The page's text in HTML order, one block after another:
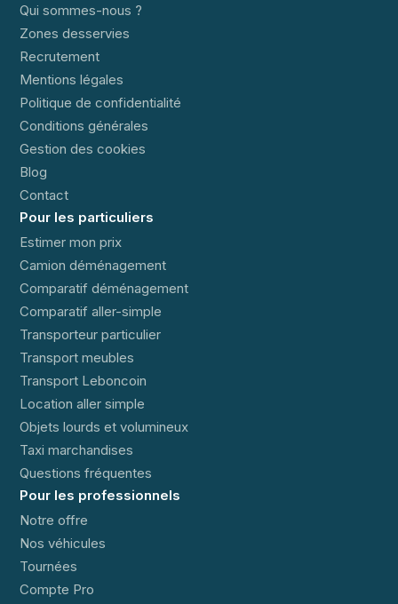
Qui sommes-nous ?
Zones desservies
Recrutement
Mentions légales
Politique de confidentialité
Conditions générales
Gestion des cookies
Blog
Contact
Pour les particuliers
Estimer mon prix
Camion déménagement
Comparatif déménagement
Comparatif aller-simple
Transporteur particulier
Transport meubles
Transport Leboncoin
Location aller simple
Objets lourds et volumineux
Taxi marchandises
Questions fréquentes
Pour les professionnels
Notre offre
Nos véhicules
Tournées
Compte Pro